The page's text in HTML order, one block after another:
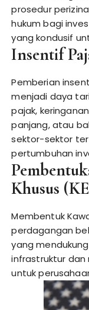
prosedur
hukum bagi
yang kondusif
Insentif
Pemberian
menjadi daya
pajak,
panjang, atau
sektor-sektor
pertumbuhan
Khusus
Membentuk
perdagangan
yang
infrastruktur dan
untuk